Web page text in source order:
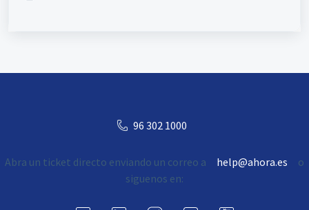
96 302 1000
Abra un ticket directo enviando un correo a help@ahora.es
o
siguenos en: